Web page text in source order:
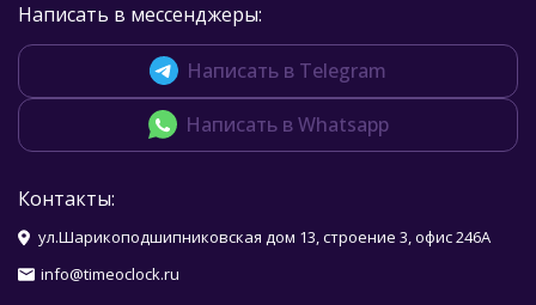
Написать в мессенджеры:
Написать в Telegram
Написать в Whatsapp
Контакты:
ул.Шарикоподшипниковская дом 13, строение 3, офис 246А
info@timeoclock.ru